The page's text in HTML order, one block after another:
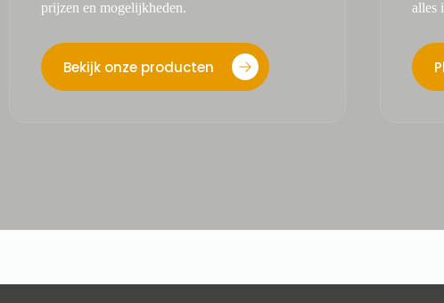
prijzen en mogelijkheden.
Bekijk onze producten
alles